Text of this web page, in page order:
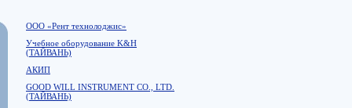
ООО «Рент технолоджис»
Учебное оборудование K&H
(ТАЙВАНЬ)
АКИП
GOOD WILL INSTRUMENT CO., LTD.
(ТАЙВАНЬ)